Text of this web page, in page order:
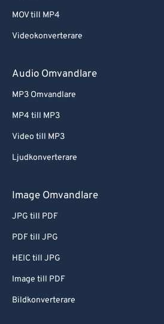
MOV till MP4
Videokonverterare
Audio Omvandlare
MP3 Omvandlare
MP4 till MP3
Video till MP3
Ljudkonverterare
Image Omvandlare
JPG till PDF
PDF till JPG
HEIC till JPG
Image till PDF
Bildkonverterare